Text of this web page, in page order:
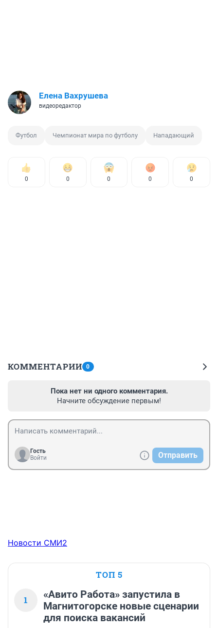
Елена Вахрушева
видеоредактор
Футбол Чемпионат мира по футболу Нападающий
0 0 0 0 0
КОММЕНТАРИИ 0
Пока нет ни одного комментария.
Начните обсуждение первым!
Гость
Войти
Отправить
Новости СМИ2
ТОП 5
1
«Авито Работа» запустила в
Магнитогорске новые сценарии
для поиска вакансий